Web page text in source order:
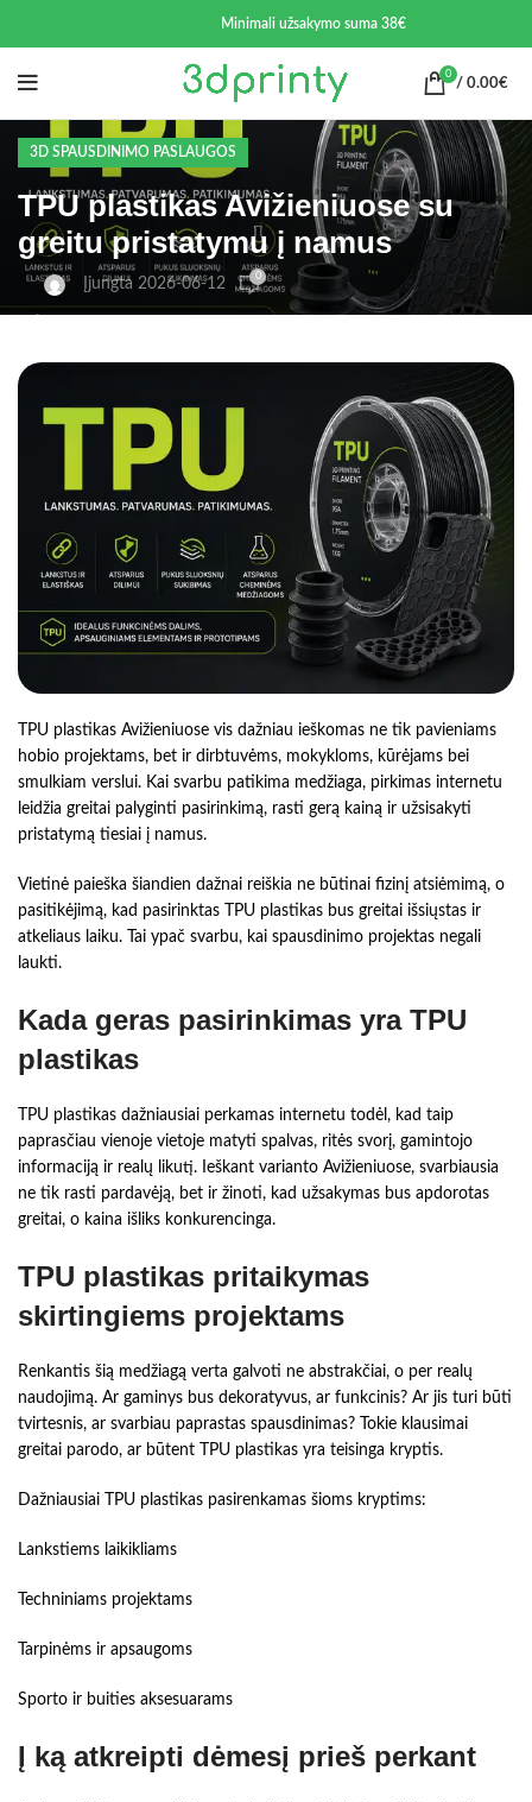
Minimali užsakymo suma 38€
0
/ 0.00€
3D SPAUSDINIMO PASLAUGOS
TPU plastikas Avižieniuose su
greitu pristatymu į namus
Įjungta 2026-06-12 0
TPU plastikas Avižieniuose vis dažniau ieškomas ne tik pavieniams
hobio projektams, bet ir dirbtuvėms, mokykloms, kūrėjams bei
smulkiam verslui. Kai svarbu patikima medžiaga, pirkimas internetu
leidžia greitai palyginti pasirinkimą, rasti gerą kainą ir užsisakyti
pristatymą tiesiai į namus.
Vietinė paieška šiandien dažnai reiškia ne būtinai fizinį atsiėmimą, o
pasitikėjimą, kad pasirinktas TPU plastikas bus greitai išsiųstas ir
atkeliaus laiku. Tai ypač svarbu, kai spausdinimo projektas negali
laukti.
Kada geras pasirinkimas yra TPU
plastikas
TPU plastikas dažniausiai perkamas internetu todėl, kad taip
paprasčiau vienoje vietoje matyti spalvas, ritės svorį, gamintojo
informaciją ir realų likutį. Ieškant varianto Avižieniuose, svarbiausia
ne tik rasti pardavėją, bet ir žinoti, kad užsakymas bus apdorotas
greitai, o kaina išliks konkurencinga.
TPU plastikas pritaikymas
skirtingiems projektams
Renkantis šią medžiagą verta galvoti ne abstrakčiai, o per realų
naudojimą. Ar gaminys bus dekoratyvus, ar funkcinis? Ar jis turi būti
tvirtesnis, ar svarbiau paprastas spausdinimas? Tokie klausimai
greitai parodo, ar būtent TPU plastikas yra teisinga kryptis.
Dažniausiai TPU plastikas pasirenkamas šioms kryptims:
Lankstiems laikikliams
Techniniams projektams
Tarpinėms ir apsaugoms
Sporto ir buities aksesuarams
Į ką atkreipti dėmesį prieš perkant